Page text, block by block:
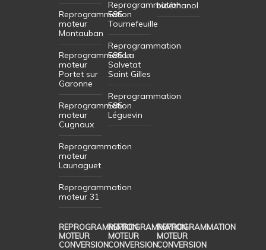
Reprogrammation
moteur
Montauban
Reprogrammation
moteur
Portet sur
Garonne
Reprogrammation
moteur
Cugnaux
Reprogrammation
moteur
Launaguet
Reprogrammation
moteur 31
Reprogrammation
E85
Tournefeuille
Reprogrammation
E85 La
Salvetat
Saint Gilles
Reprogrammation
E85
Léguevin
bioéthanol
REPROGRAMMATION
MOTEUR
CONVERSION
REPROGRAMMATION
MOTEUR
CONVERSION
REPROGRAMMATION
MOTEUR
CONVERSION